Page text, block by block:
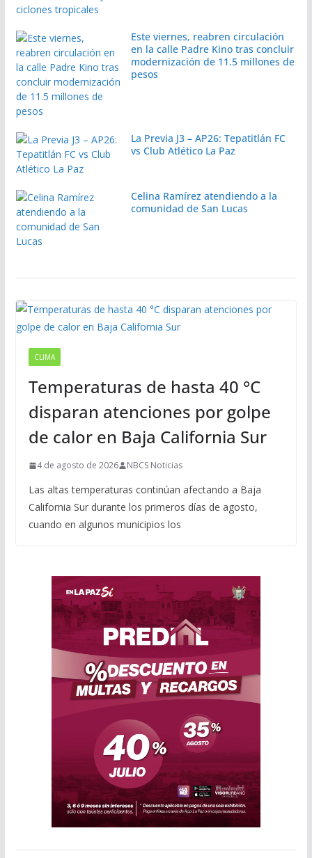
Este viernes, reabren circulación
en la calle Padre Kino tras concluir
modernización de 11.5 millones de
pesos
La Previa J3 – AP26: Tepatitlán FC
vs Club Atlético La Paz
Celina Ramírez atendiendo a la
comunidad de San Lucas
CLIMA
Temperaturas de hasta 40 °C
disparan atenciones por golpe
de calor en Baja California Sur
4 de agosto de 2026 NBCS Noticias
Las altas temperaturas continúan afectando a Baja
California Sur durante los primeros días de agosto,
cuando en algunos municipios los